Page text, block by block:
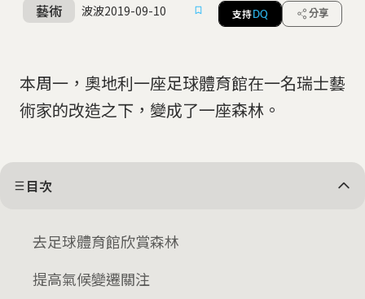
藝術 波波2019-09-10 支持 DQ 分享
本周一，奧地利一座足球體育館在一名瑞士藝
術家的改造之下，變成了一座森林。
目次
去足球體育館欣賞森林
提高氣候變遷關注